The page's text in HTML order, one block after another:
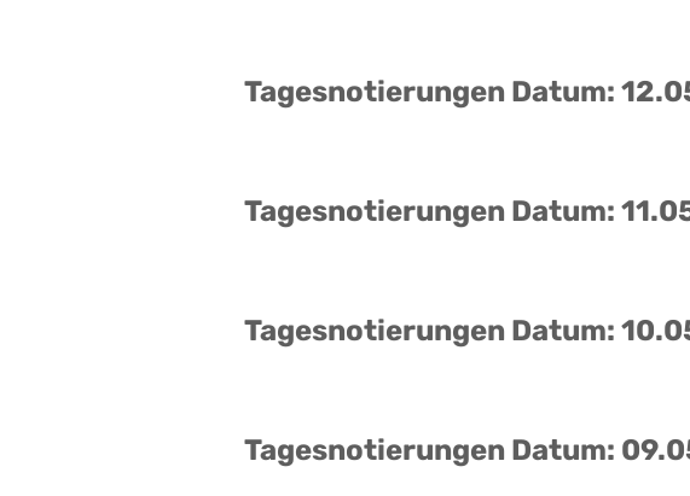
Tagesnotierungen Datum:
Tagesnotierungen Datum:
Tagesnotierungen Datum:
Tagesnotierungen Datum: